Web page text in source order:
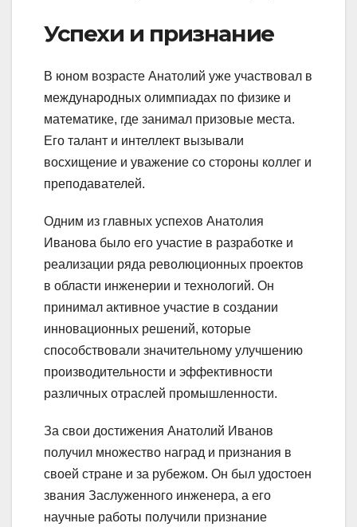
Успехи и признание
В юном возрасте Анатолий уже участвовал в
международных олимпиадах по физике и
математике, где занимал призовые места.
Его талант и интеллект вызывали
восхищение и уважение со стороны коллег и
преподавателей.
Одним из главных успехов Анатолия
Иванова было его участие в разработке и
реализации ряда революционных проектов
в области инженерии и технологий. Он
принимал активное участие в создании
инновационных решений, которые
способствовали значительному улучшению
производительности и эффективности
различных отраслей промышленности.
За свои достижения Анатолий Иванов
получил множество наград и признания в
своей стране и за рубежом. Он был удостоен
звания Заслуженного инженера, а его
научные работы получили признание